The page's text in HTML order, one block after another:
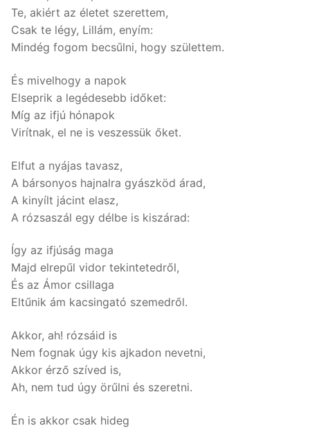
Te, akiért az életet szerettem,
Csak te légy, Lillám, enyím:
Mindég fogom becsűlni, hogy születtem.
És mivelhogy a napok
Elseprik a legédesebb időket:
Míg az ifjú hónapok
Virítnak, el ne is veszessük őket.
Elfut a nyájas tavasz,
A bársonyos hajnalra gyászköd árad,
A kinyílt jácint elasz,
A rózsaszál egy délbe is kiszárad:
Így az ifjúság maga
Majd elrepűl vidor tekintetedről,
És az Ámor csillaga
Eltűnik ám kacsingató szemedről.
Akkor, ah! rózsáid is
Nem fognak úgy kis ajkadon nevetni,
Akkor érző szíved is,
Ah, nem tud úgy örűlni és szeretni.
Én is akkor csak hideg